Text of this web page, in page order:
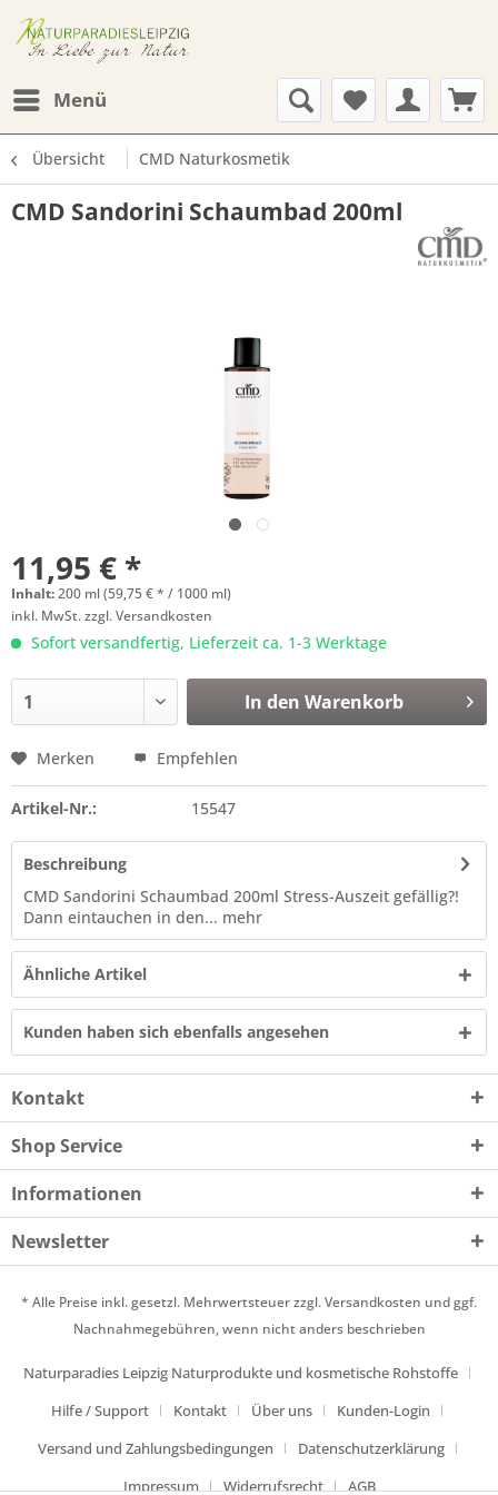
Menü
Übersicht CMD Naturkosmetik
CMD Sandorini Schaumbad 200ml
11,95 € *
Inhalt:200 ml (59,75 € * / 1000 ml)
inkl. MwSt.zzgl. Versandkosten
Sofort versandfertig, Lieferzeit ca. 1-3 Werktage
In den Warenkorb
Merken Empfehlen
Artikel-Nr.: 15547
Beschreibung
CMD Sandorini Schaumbad 200ml Stress-Auszeit gefällig?!
Dann eintauchen in den... mehr
Ähnliche Artikel
Kunden haben sich ebenfalls angesehen
Kontakt
Shop Service
Informationen
Newsletter
* Alle Preise inkl. gesetzl. Mehrwertsteuer zzgl.Versandkosten und ggf.
Nachnahmegebühren, wenn nicht anders beschrieben
Naturparadies Leipzig Naturprodukte und kosmetische Rohstoffe
Hilfe / Support
Kontakt Über uns
Kunden-Login
Versand und Zahlungsbedingungen
Datenschutzerklärung
Impressum
Widerrufsrecht AGB